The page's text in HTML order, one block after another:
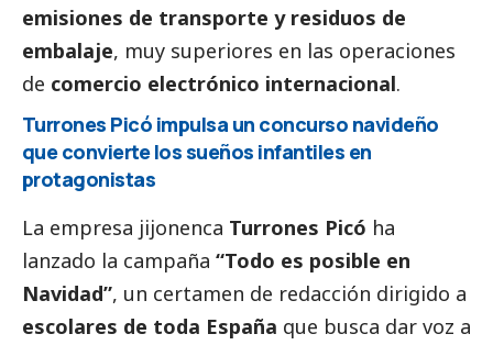
emisiones de transporte y residuos de
embalaje, muy superiores en las operaciones
de comercio electrónico internacional.
Turrones Picó impulsa un concurso navideño
que convierte los sueños infantiles en
protagonistas
La empresa jijonenca Turrones Picó ha
lanzado la campaña “Todo es posible en
Navidad”, un certamen de redacción dirigido a
escolares de toda España que busca dar voz a